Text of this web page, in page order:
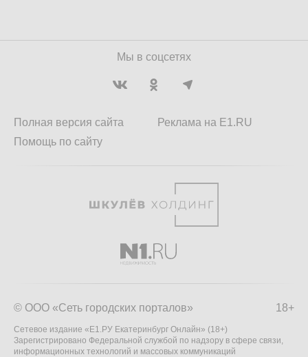
Мы в соцсетях
Полная версия сайта
Помощь по сайту
Реклама на E1.RU
18+
© ООО «Сеть городских порталов»
Сетевое издание «Е1.РУ Екатеринбург Онлайн» (18+)
Зарегистрировано Федеральной службой по надзору в сфере связи,
информационных технологий и массовых коммуникаций